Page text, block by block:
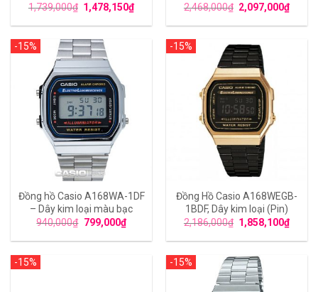
1,739,000₫ 1,478,150₫
2,468,000₫ 2,097,000₫
-15%
Đồng hồ Casio A168WA-1DF
– Dây kim loại màu bạc
940,000₫ 799,000₫
-15%
Đồng Hồ Casio A168WEGB-
1BDF, Dây kim loại (Pin)
2,186,000₫ 1,858,100₫
-15% -15%